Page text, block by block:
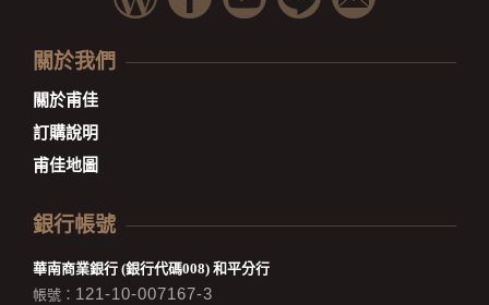
關於我們
關於甫佳
訂購說明
甫佳地圖
銀行帳號
華南商業銀行 (銀行代碼008) 和平分行
帳號： 121-10-007167-3